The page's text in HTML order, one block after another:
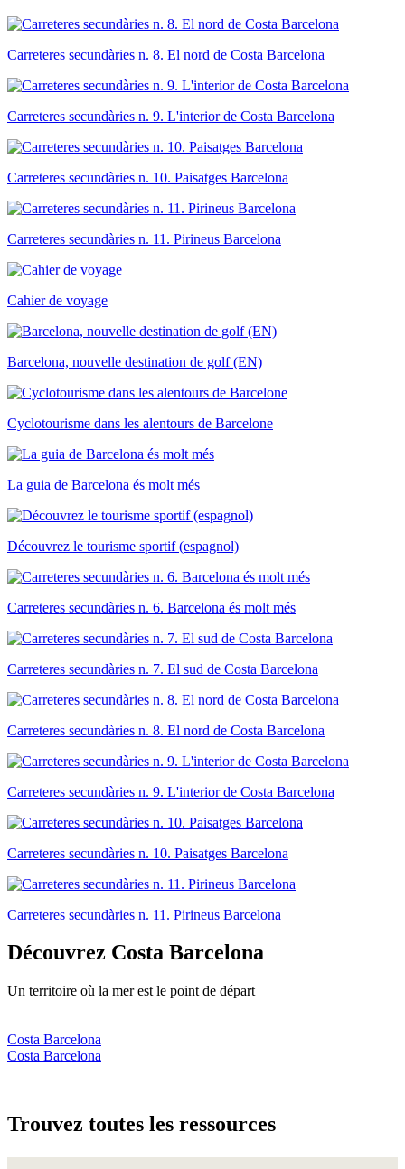
Carreteres secundàries n. 8. El nord de Costa Barcelona
Carreteres secundàries n. 9. L'interior de Costa Barcelona
Carreteres secundàries n. 10. Paisatges Barcelona
Carreteres secundàries n. 11. Pirineus Barcelona
Cahier de voyage
Barcelona, nouvelle destination de golf (EN)
Cyclotourisme dans les alentours de Barcelone
La guia de Barcelona és molt més
Découvrez le tourisme sportif (espagnol)
Carreteres secundàries n. 6. Barcelona és molt més
Carreteres secundàries n. 7. El sud de Costa Barcelona
Carreteres secundàries n. 8. El nord de Costa Barcelona
Carreteres secundàries n. 9. L'interior de Costa Barcelona
Carreteres secundàries n. 10. Paisatges Barcelona
Carreteres secundàries n. 11. Pirineus Barcelona
Découvrez Costa Barcelona
Un territoire où la mer est le point de départ
Costa Barcelona
Costa Barcelona
Trouvez toutes les ressources